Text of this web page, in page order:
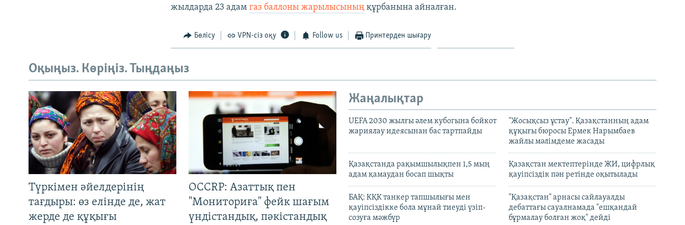
жылдарда 23 адамгаз баллоны жарылысының құрбанына айналған.
Бөлісу VPN-сіз оқу Follow us Принтерден шығару
Оқыңыз. Көріңіз. Тыңдаңыз
Түркімен әйелдерінің
тағдыры: өз елінде де, жат
жерде де құқығы
OCCRP: Азаттық пен
"Мониториға" фейк шағым
үндістандық, пәкістандық
Жаңалықтар
UEFA 2030 жылғы әлем кубогына бойкот
жариялау идеясынан бас тартпайды
"Жосықсыз ұстау". Қазақстанның адам
құқығы бюросы Ермек Нарымбаев
жайлы мәлімдеме жасады
Қазақстанда рақымшылықпен 1,5 мың
адам қамаудан босап шықты
Қазақстан мектептерінде ЖИ, цифрлық
қауіпсіздік пән ретінде оқытылады
БАҚ: КҚК танкер тапшылығы мен
қауіпсіздікке бола мұнай тиеуді үзіп-
созуға мәжбүр
"Қазақстан" арнасы сайлауалды
дебаттағы сауалнамада "ешқандай
бұрмалау болған жоқ" дейді